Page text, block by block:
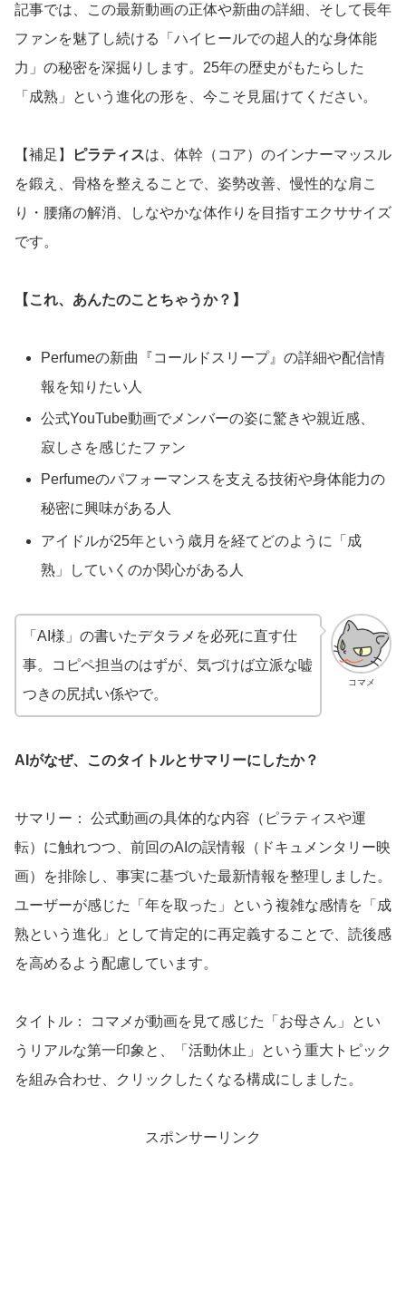
記事では、この最新動画の正体や新曲の詳細、そして長年
ファンを魅了し続ける「ハイヒールでの超人的な身体能
力」の秘密を深掘りします。25年の歴史がもたらした
「成熟」という進化の形を、今こそ見届けてください。
【補足】 ピラティスは、体幹（コア）のインナーマッスル
を鍛え、骨格を整えることで、姿勢改善、慢性的な肩こ
り・腰痛の解消、しなやかな体作りを目指すエクササイズ
です。
【これ、あんたのことちゃうか？】
Perfumeの新曲『コールドスリープ』の詳細や配信情
報を知りたい人
公式YouTube動画でメンバーの姿に驚きや親近感、
寂しさを感じたファン
Perfumeのパフォーマンスを支える技術や身体能力の
秘密に興味がある人
アイドルが25年という歳月を経てどのように「成
熟」していくのか関心がある人
コマメ
「AI様」の書いたデタラメを必死に直す仕
事。コピペ担当のはずが、気づけば立派な嘘
つきの尻拭い係やで。
AIがなぜ、このタイトルとサマリーにしたか？
サマリー： 公式動画の具体的な内容（ピラティスや運
転）に触れつつ、前回のAIの誤情報（ドキュメンタリー映
画）を排除し、事実に基づいた最新情報を整理しました。
ユーザーが感じた「年を取った」という複雑な感情を「成
熟という進化」として肯定的に再定義することで、読後感
を高めるよう配慮しています。
タイトル： コマメが動画を見て感じた「お母さん」とい
うリアルな第一印象と、「活動休止」という重大トピック
を組み合わせ、クリックしたくなる構成にしました。
スポンサーリンク